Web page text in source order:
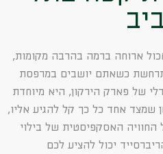
ארוחה ברמה בהרבה מקומות,
כשאתם יושבים במרפסת
של פארק הירקון, היא מיוחדת
שמצד אחד כל כך קל להגיע אליו,
האסקפיסטית של בילוי
יכול להציע לכם